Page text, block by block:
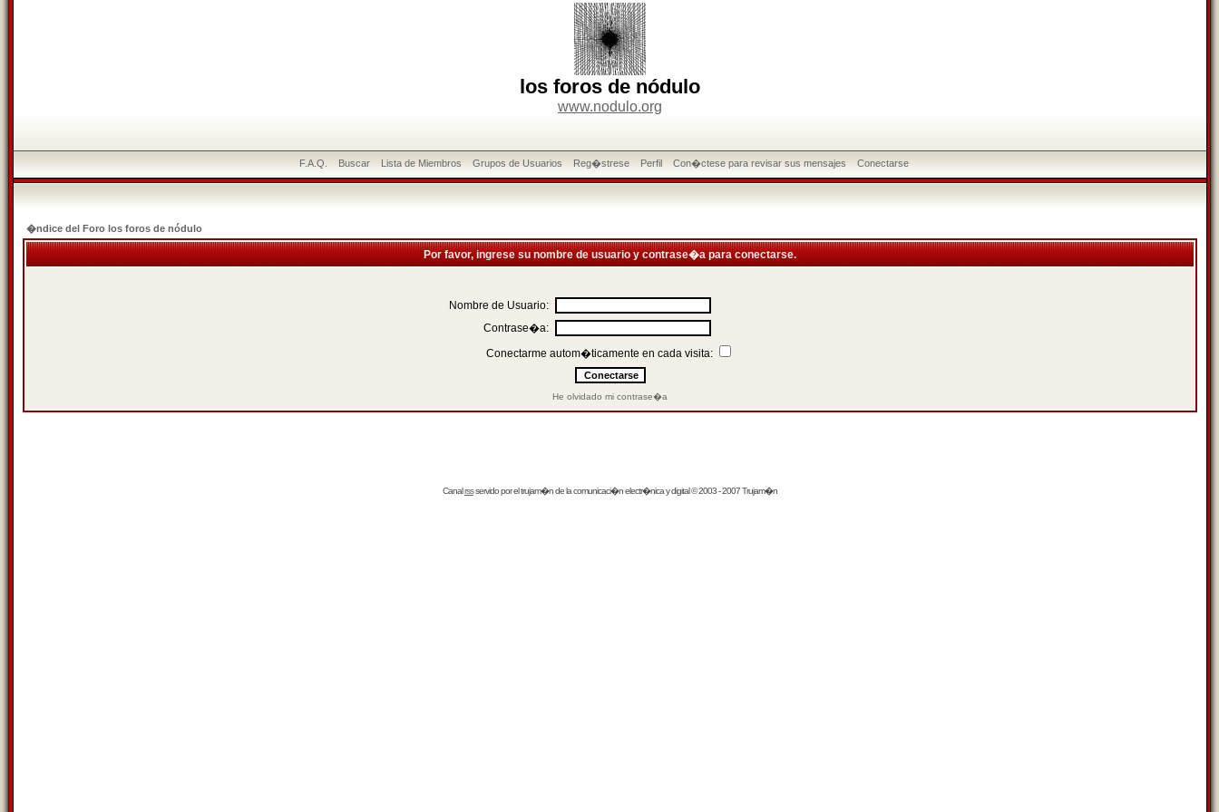
los foros de nódulo
www.nodulo.org
F.A.Q. Buscar Lista de Miembros Grupos de Usuarios Reg�strese Perfil Con�ctese para revisar sus mensajes Conectarse
�ndice del Foro los foros de nódulo
Por favor, ingrese su nombre de usuario y contrase�a para conectarse.
Nombre de Usuario:
Contrase�a:
Conectarme autom�ticamente en cada visita:
He olvidado mi contrase�a
Canalrssservido por eltrujam�nde la comunicaci�n electr�nica y digital © 2003 - 2007 Trujam�n